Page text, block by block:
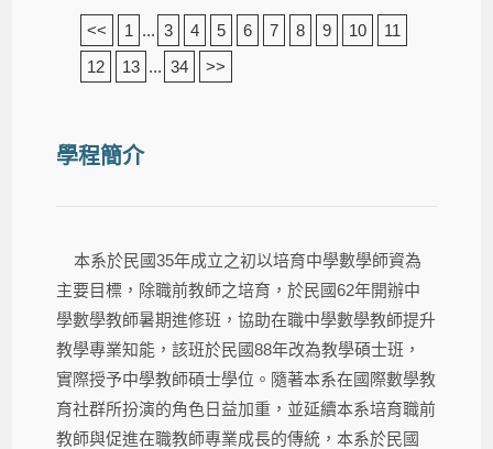
<< 1 ... 3 4 5 6 7 8 9 10
11
12
13 ... 34 >>
學程簡介
本系於民國35年成立之初以培育中學數學師資為
主要目標，除職前教師之培育，於民國62年開辦中
學數學教師暑期進修班，協助在職中學數學教師提升
教學專業知能，該班於民國88年改為教學碩士班，
實際授予中學教師碩士學位。隨著本系在國際數學教
育社群所扮演的角色日益加重，並延續本系培育職前
教師與促進在職教師專業成長的傳統，本系於民國